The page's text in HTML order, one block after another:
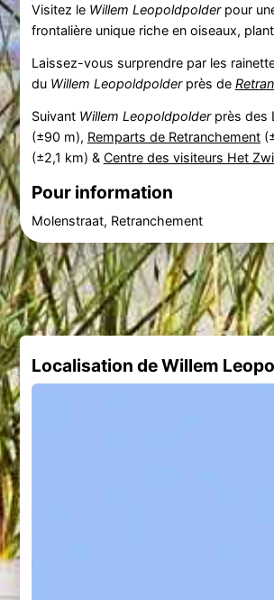
Visitez le Willem Leopoldpolderpour
frontalière unique riche en oiseaux,
Laissez-vous surprendre par les
du Willem Leopoldpolderprès de
Suivant Willem Leopoldpolderprès des
(±90 m), Remparts de Retranchement
(±2,1 km) & Centre des visiteurs Het
Pour information
Molenstraat, Retranchement
Localisation de Willem